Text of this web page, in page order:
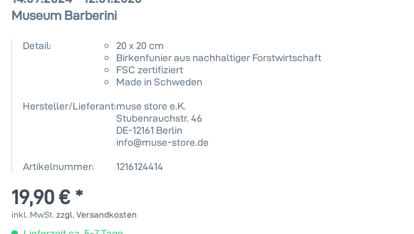
Museum Barberini
Detail:
20 x 20 cm
Birkenfunier aus nachhaltiger Forstwirtschaft
FSC zertifiziert
Made in Schweden
Hersteller/Lieferant:muse store e.K.
Stubenrauchstr. 46
DE-12161 Berlin
info@muse-store.de
Artikelnummer:
1216124414
19,90 € *
inkl. MwSt. zzgl. Versandkosten